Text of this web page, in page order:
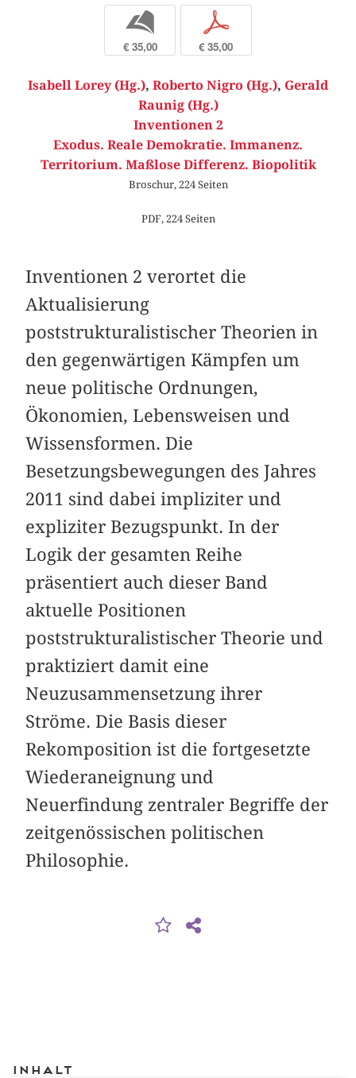
b
€ 35,00
p
€ 35,00
Isabell Lorey (Hg.), Roberto Nigro (Hg.), Gerald
Raunig (Hg.)
Inventionen 2
Exodus. Reale Demokratie. Immanenz.
Territorium. Maßlose Differenz. Biopolitik
Broschur, 224 Seiten
PDF, 224 Seiten
Inventionen 2 verortet die
Aktualisierung
poststrukturalistischer Theorien in
den gegenwärtigen Kämpfen um
neue politische Ordnungen,
Ökonomien, Lebensweisen und
Wissensformen. Die
Besetzungsbewegungen des Jahres
2011 sind dabei impliziter und
expliziter Bezugspunkt. In der
Logik der gesamten Reihe
präsentiert auch dieser Band
aktuelle Positionen
poststrukturalistischer Theorie und
praktiziert damit eine
Neuzusammensetzung ihrer
Ströme. Die Basis dieser
Rekomposition ist die fortgesetzte
Wiederaneignung und
Neuerfindung zentraler Begriffe der
zeitgenössischen politischen
Philosophie.
Inhalt